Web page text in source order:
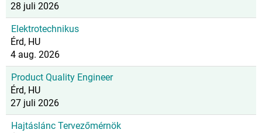
28 juli 2026
Elektrotechnikus
Érd, HU
4 aug. 2026
Product Quality Engineer
Érd, HU
27 juli 2026
Hajtáslánc Tervezőmérnök